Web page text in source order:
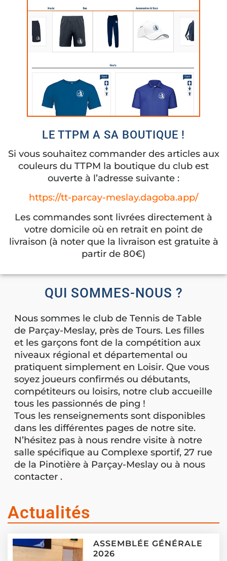
LE TTPM A SA BOUTIQUE !
Si vous souhaitez commander des articles aux
couleurs du TTPM la boutique du club est
ouverte à l’adresse suivante :
https://tt-parcay-meslay.dagoba.app/
Les commandes sont livrées directement à
votre domicile où en retrait en point de
livraison (à noter que la livraison est gratuite à
partir de 80€)
QUI SOMMES-NOUS ?
Nous sommes le club de Tennis de Table
de Parçay-Meslay, près de Tours. Les filles
et les garçons font de la compétition aux
niveaux régional et départemental ou
pratiquent simplement en Loisir. Que vous
soyez joueurs confirmés ou débutants,
compétiteurs ou loisirs, notre club accueille
tous les passionnés de ping !
Tous les renseignements sont disponibles
dans les différentes pages de notre site.
N’hésitez pas à nous rendre visite à notre
salle spécifique au Complexe sportif, 27 rue
de la Pinotière à Parçay-Meslay ou à nous
contacter .
Actualités
ASSEMBLÉE GÉNÉRALE
2026